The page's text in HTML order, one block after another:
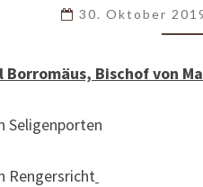
30. Oktober
Borromäus, Bischof von
Seligenporten
Rengersricht